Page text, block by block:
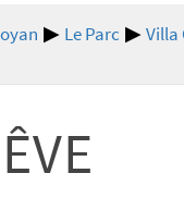
Le Parc Villa